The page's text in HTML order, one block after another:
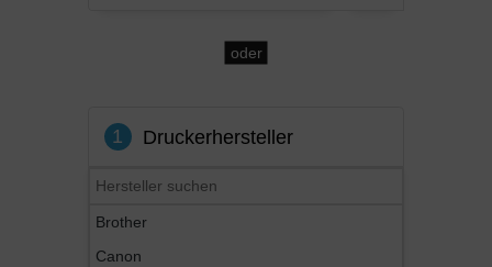
oder
1 Druckerhersteller
Brother
Canon